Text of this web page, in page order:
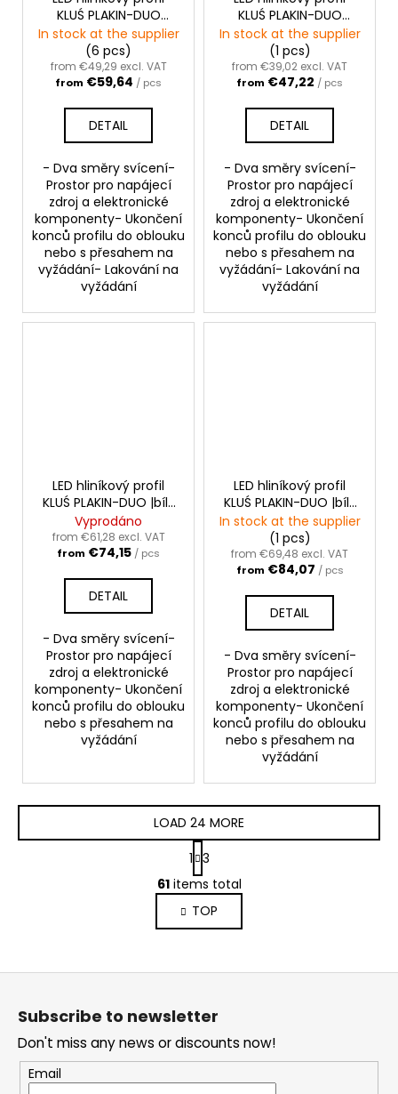
KLUŚ PLAKIN-DUO
|stříbrná anoda
In stock at the supplier
(6 pcs)
from €49,29 excl. VAT
from €59,64 / pcs
DETAIL
- Dva směry svícení-
Prostor pro napájecí
zdroj a elektronické
komponenty- Ukončení
konců profilu do oblouku
nebo s přesahem na
vyžádání- Lakování na
vyžádání
KLUŚ PLAKIN-DUO
|neanodizovaný
In stock at the supplier
(1 pcs)
from €39,02 excl. VAT
from €47,22 / pcs
DETAIL
- Dva směry svícení-
Prostor pro napájecí
zdroj a elektronické
komponenty- Ukončení
konců profilu do oblouku
nebo s přesahem na
vyžádání- Lakování na
vyžádání
LED hliníkový profil
KLUŚ PLAKIN-DUO |bílý
lak
Vyprodáno
from €61,28 excl. VAT
from €74,15 / pcs
DETAIL
- Dva směry svícení-
Prostor pro napájecí
zdroj a elektronické
komponenty- Ukončení
konců profilu do oblouku
nebo s přesahem na
vyžádání
LED hliníkový profil
KLUŚ PLAKIN-DUO |bílý
lak
In stock at the supplier
(1 pcs)
from €69,48 excl. VAT
from €84,07 / pcs
DETAIL
- Dva směry svícení-
Prostor pro napájecí
zdroj a elektronické
komponenty- Ukončení
konců profilu do oblouku
nebo s přesahem na
vyžádání
L
i
s
t
n
c
n
LOAD 24 MORE
P
a
g
i
n
a
1 3
61items total
TOP
F
Subscribe to newsletter
Don't miss any news or discounts now!
Email